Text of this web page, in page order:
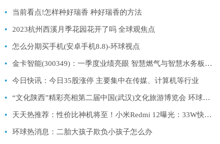
当前看点!怎样种好瑞香 种好瑞香的方法
2023杭州西溪月季花园花开了吗 全球观焦点
怎么分期买手机(安卓手机8.8)-环球视点
金卡智能(300349)：一季度业绩亮眼 智慧燃气与智慧水务板块双增_环球速讯
今日快讯：今日35股涨停 主要集中在传媒、计算机等行业
“文化陕西”精彩亮相第二届中国(武汉)文化旅游博览会 环球速读
天天热推荐：性价比神机将至！小米Redmi 12曝光：33W快充、预装MIUI 14
环球热消息：二胎大孩子欺负小孩子怎么办